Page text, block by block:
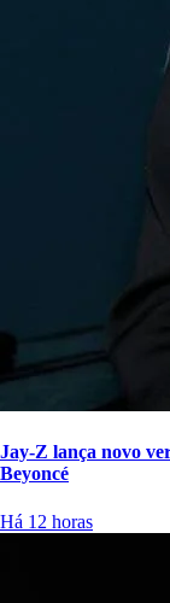
Jay-Z lança novo
Beyoncé
Há 12 horas